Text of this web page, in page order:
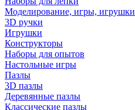
Моделирование, игры, игрушки
3D ручки
Игрушки
Конструкторы
Наборы для опытов
Настольные игры
Пазлы
3D пазлы
Деревянные пазлы
Классические пазлы